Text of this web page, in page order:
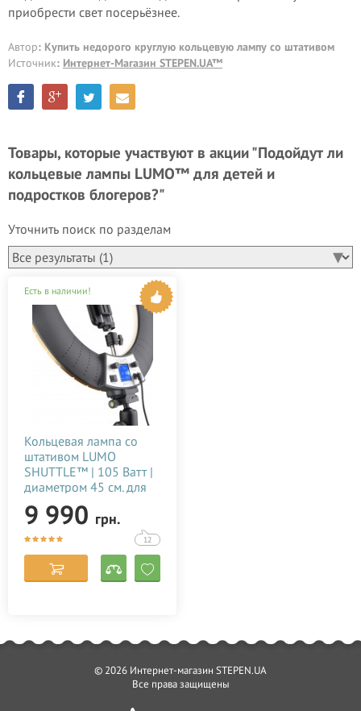
приобрести свет посерьёзнее.
Автор: Купить недорого круглую кольцевую лампу со штативом
Источник: Интернет-Магазин STEPEN.UA™
Товары, которые участвуют в акции "Подойдут ли
кольцевые лампы LUMO™ для детей и
подростков блогеров?"
Уточнить поиск по разделам
Есть в наличии!
Кольцевая лампа со
штативом LUMO
SHUTTLE™ | 105 Ватт |
диаметром 45 см. для
тик тока, селфи, фото,
видео, блогеров,
визажиста купить
недорого в Украине
(Киеве) 15082022
9 990 грн.
12
© 2026 Интернет-магазин STEPEN.UA
Все права защищены